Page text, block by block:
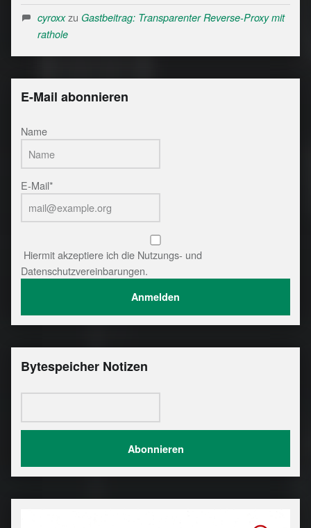
cyroxxzu Gastbeitrag: Transparenter Reverse-Proxy mit
rathole
E-Mail abonnieren
Name
E-Mail*
Hiermit akzeptiere ich die Nutzungs- und
Datenschutzvereinbarungen.
Bytespeicher Notizen